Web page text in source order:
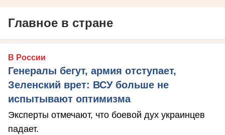
Главное в стране
В России
Генералы бегут, армия отступает,
Зеленский врет: ВСУ больше не
испытывают оптимизма
Эксперты отмечают, что боевой дух украинцев
падает.